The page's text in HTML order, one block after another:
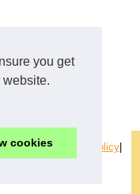
you get
website.
cookies
internet|Cookies Policy|